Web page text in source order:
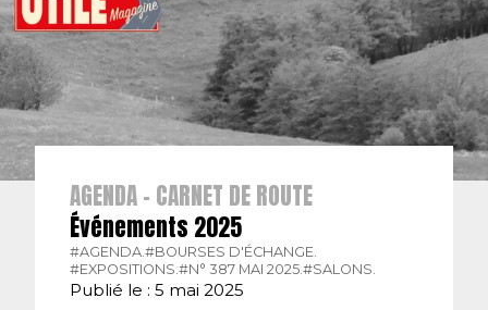
AGENDA - CARNET DE ROUTE
Événements 2025
#AGENDA. #BOURSES D'ÉCHANGE.
#EXPOSITIONS. #N° 387 MAI 2025. #SALONS.
Publié le : 5 mai 2025